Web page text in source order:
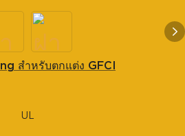
สำหรับตกแต่ง GFCI
UL